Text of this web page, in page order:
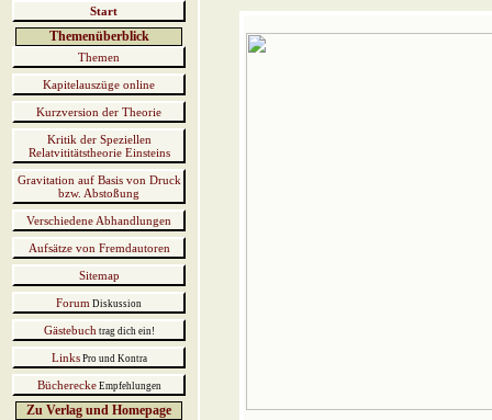
Start
Themenüberblick
Themen
Kapitelauszüge online
Kurzversion der Theorie
Kritik der Speziellen
Relatvititätstheorie Einsteins
Gravitation auf Basis von Druck
bzw. Abstoßung
Verschiedene Abhandlungen
Aufsätze von Fremdautoren
Sitemap
Forum Diskussion
Gästebuchtrag dich ein!
LinksPro und Kontra
BüchereckeEmpfehlungen
Zu Verlag und Homepage